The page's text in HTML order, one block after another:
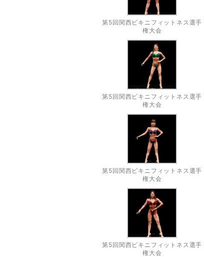
第5回関西ビキニフィットネス選手
権大会
第5回関西ビキニフィットネス選手
権大会
第5回関西ビキニフィットネス選手
権大会
第5回関西ビキニフィットネス選手
権大会